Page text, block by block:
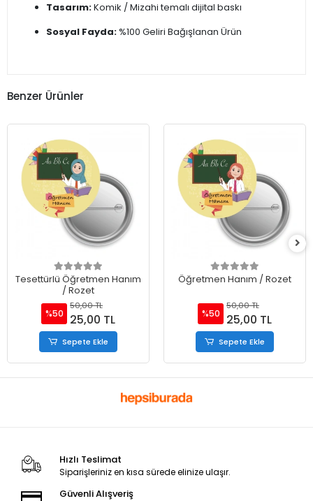
Tasarım:Komik / Mizahi temalı dijital baskı
Sosyal Fayda: %100 Geliri Bağışlanan Ürün
Benzer Ürünler
Tesettürlü Öğretmen Hanım
/ Rozet
%50
50,00 TL
25,00 TL
Sepete Ekle
Öğretmen Hanım / Rozet
%50
50,00 TL
25,00 TL
Sepete Ekle
Hızlı Teslimat
Siparişleriniz en kısa sürede elinize ulaşır.
Güvenli Alışveriş